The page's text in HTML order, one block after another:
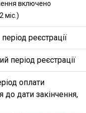
включено
міс.)
реєстрації
період реєстрації
оплати
дати закінчення,